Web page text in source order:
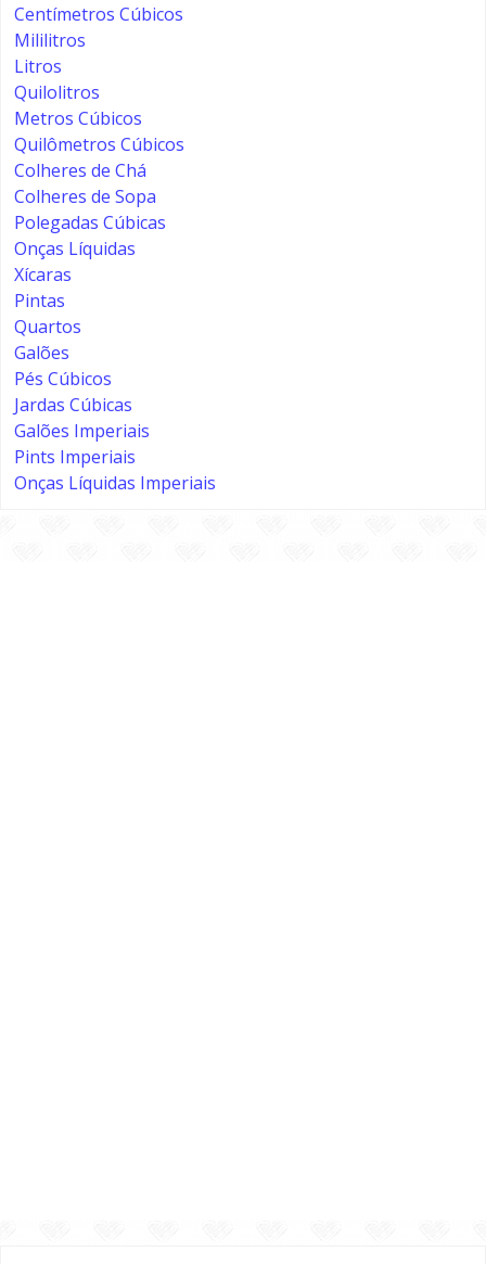
Centímetros Cúbicos
Mililitros
Litros
Quilolitros
Metros Cúbicos
Quilômetros Cúbicos
Colheres de Chá
Colheres de Sopa
Polegadas Cúbicas
Onças Líquidas
Xícaras
Pintas
Quartos
Galões
Pés Cúbicos
Jardas Cúbicas
Galões Imperiais
Pints Imperiais
Onças Líquidas Imperiais